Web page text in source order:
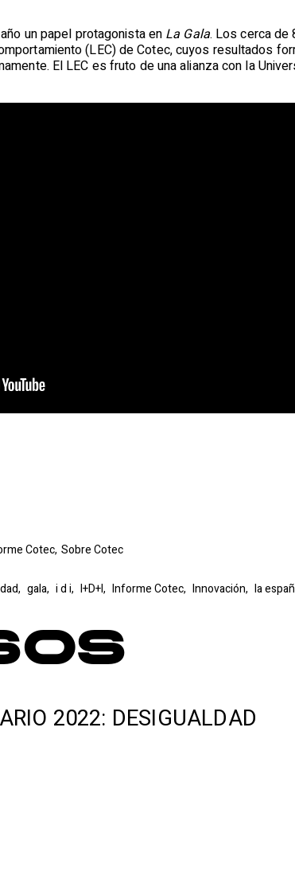
un papel protagonista en La Gala. Los cerca de
(LEC) de Cotec, cuyos resultados
El LEC es fruto de una alianza con la
Cotec, Sobre Cotec
gala, i d i, I+D+I, Informe Cotec, Innovación, la
2022: DESIGUALDAD